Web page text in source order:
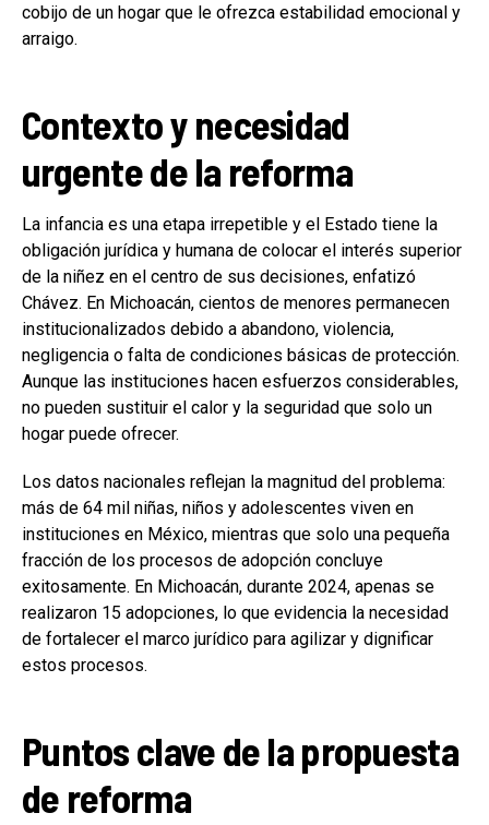
cobijo de un hogar que le ofrezca estabilidad emocional y
arraigo.
Contexto y necesidad
urgente de la reforma
La infancia es una etapa irrepetible y el Estado tiene la
obligación jurídica y humana de colocar el interés superior
de la niñez en el centro de sus decisiones, enfatizó
Chávez. En Michoacán, cientos de menores permanecen
institucionalizados debido a abandono, violencia,
negligencia o falta de condiciones básicas de protección.
Aunque las instituciones hacen esfuerzos considerables,
no pueden sustituir el calor y la seguridad que solo un
hogar puede ofrecer.
Los datos nacionales reflejan la magnitud del problema:
más de 64 mil niñas, niños y adolescentes viven en
instituciones en México, mientras que solo una pequeña
fracción de los procesos de adopción concluye
exitosamente. En Michoacán, durante 2024, apenas se
realizaron 15 adopciones, lo que evidencia la necesidad
de fortalecer el marco jurídico para agilizar y dignificar
estos procesos.
Puntos clave de la propuesta
de reforma